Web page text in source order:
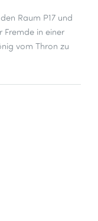
Raum P17 und
Fremde in einer
vom Thron zu